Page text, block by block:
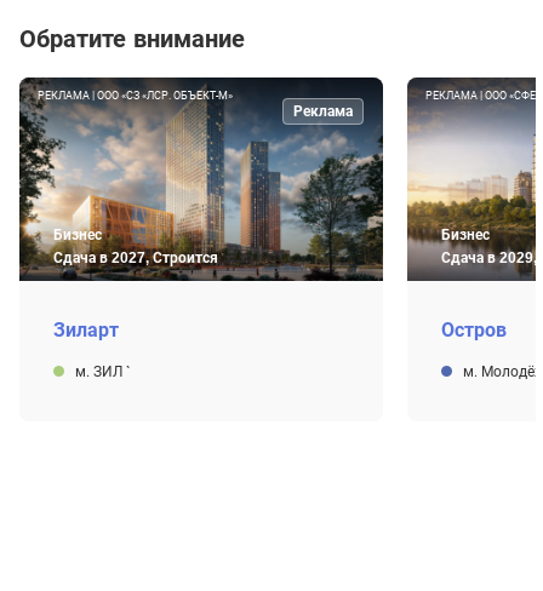
Обратите внимание
РЕКЛАМА | ООО «СЗ «ЛСР. ОБЪЕКТ-М»
Бизнес
Сдача в 2027, Строится
Реклама
Зиларт
м. ЗИЛ `
РЕКЛАМА | ООО
Бизнес
Сдача в 2029,
Остров
м.